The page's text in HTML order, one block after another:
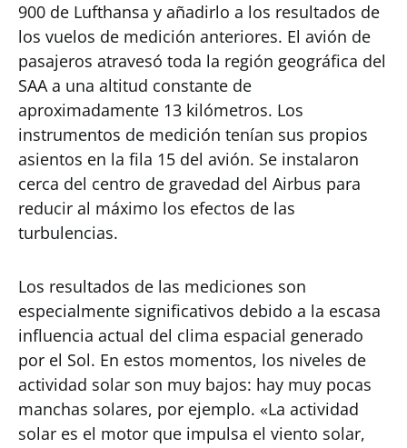
900 de Lufthansa y añadirlo a los resultados de
los vuelos de medición anteriores. El avión de
pasajeros atravesó toda la región geográfica del
SAA a una altitud constante de
aproximadamente 13 kilómetros. Los
instrumentos de medición tenían sus propios
asientos en la fila 15 del avión. Se instalaron
cerca del centro de gravedad del Airbus para
reducir al máximo los efectos de las
turbulencias.
Los resultados de las mediciones son
especialmente significativos debido a la escasa
influencia actual del clima espacial generado
por el Sol. En estos momentos, los niveles de
actividad solar son muy bajos: hay muy pocas
manchas solares, por ejemplo. «La actividad
solar es el motor que impulsa el viento solar,